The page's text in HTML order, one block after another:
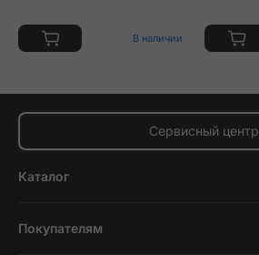
В наличии
Сервисный центр
Каталог
Планшеты
Покупателям